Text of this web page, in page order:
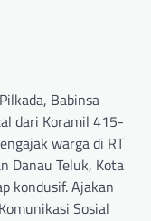
Babinsa
dari Koramil 415-
warga di RT
Danau Teluk, Kota
kondusif. Ajakan
Sosial